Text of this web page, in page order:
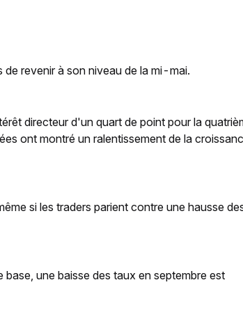
revenir à son niveau de la mi-mai.
directeur d'un quart de point pour la
ont montré un ralentissement de la
si les traders parient contre une hausse
une baisse des taux en septembre est